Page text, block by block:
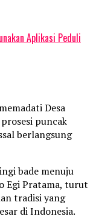
Aplikasi Peduli
Desa
puncak
berlangsung
bade menuju
Egi Pratama, turut
tradisi yang
di Indonesia.